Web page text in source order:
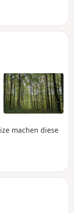
machen diese